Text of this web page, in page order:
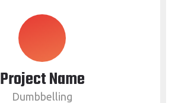
Project Name
Dumbbelling